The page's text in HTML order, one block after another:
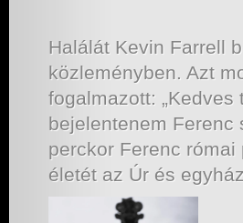
Halálát Kevin Farrell
közleményben. Azt
fogalmazott:
bejelentenem Ferenc
perckor Ferenc
életét az Úr és